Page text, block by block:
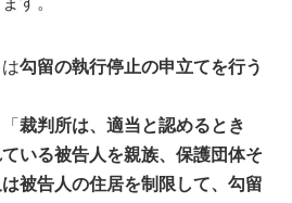
勾留の執行停止の申立てを行う
裁判所は、適当と認めるとき
いる被告人を親族、保護団体そ
被告人の住居を制限して、勾留